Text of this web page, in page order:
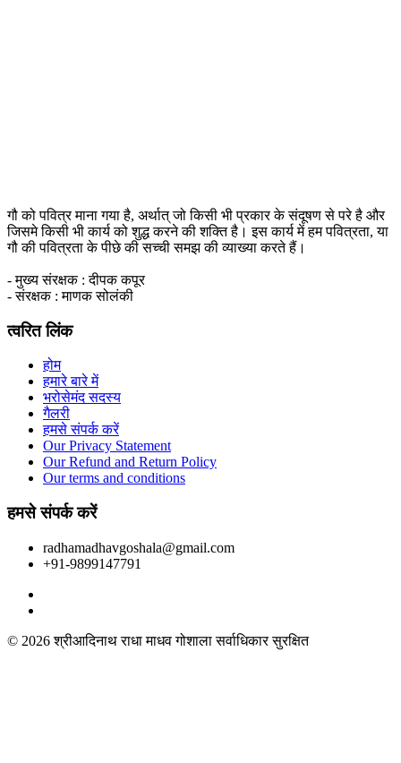
गौ को पवित्र माना गया है, अर्थात् जो किसी भी प्रकार के संदूषण से परे है और
जिसमे किसी भी कार्य को शुद्ध करने की शक्ति है। इस कार्य में हम पवित्रता, या
गौ की पवित्रता के पीछे की सच्ची समझ की व्याख्या करते हैं।
- मुख्य संरक्षक : दीपक कपूर
- संरक्षक : माणक सोलंकी
त्वरित लिंक
होम
हमारे बारे में
भरोसेमंद सदस्य
गैलरी
हमसे संपर्क करें
Our Privacy Statement
Our Refund and Return Policy
Our terms and conditions
हमसे संपर्क करें
radhamadhavgoshala@gmail.com
+91-9899147791
© 2026 श्रीआदिनाथ राधा माधव गोशाला सर्वाधिकार सुरक्षित